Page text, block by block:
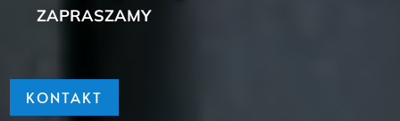
ZAPRASZAMY
KONTAKT